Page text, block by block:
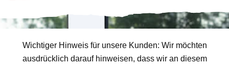
Wichtiger Hinweis für unsere Kunden: Wir möchten
ausdrücklich darauf hinweisen, dass wir an diesem